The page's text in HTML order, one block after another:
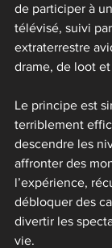
de participer à
télévisé, suivi
extraterrestre
drame, de loot
Le principe est
terriblement
descendre les
affronter des
l’expérience,
débloquer des
divertir les
vie.